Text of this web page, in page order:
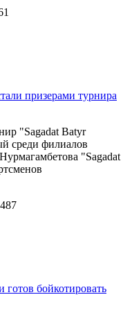
призерами турнира
"Sagadat Batyr
среди филиалов
"Sagadat
бойкотировать